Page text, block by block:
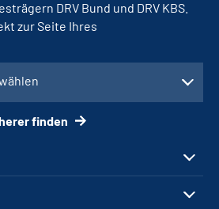
DRV Bund und DRV KBS.
zur Seite Ihres
finden